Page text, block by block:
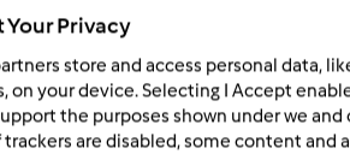
lub zarejestruj się
komentarze
Dołączył : 10.03.2013
Your Privacy
store and access personal data,
on your device. Selecting I Accept
the purposes shown under we and
are disabled, some content and